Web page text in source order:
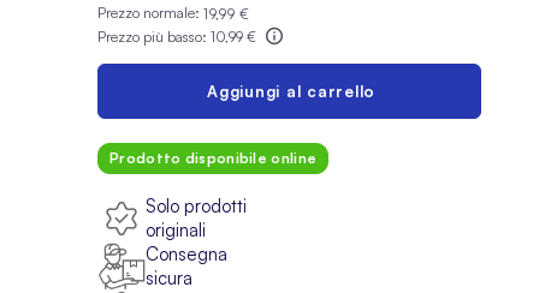
Prezzo normale:19,99 €
Prezzo più basso:10,99 €
Aggiungi al carrello
Prodotto disponibile online
Solo prodotti
originali
Consegna
sicura